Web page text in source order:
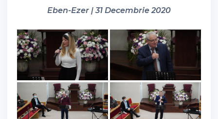
Eben-Ezer | 31 Decembrie 2020